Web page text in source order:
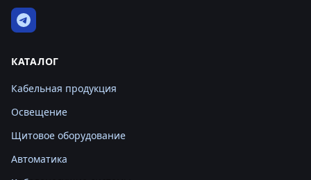
КАТАЛОГ
Кабельная продукция
Освещение
Щитовое оборудование
Автоматика